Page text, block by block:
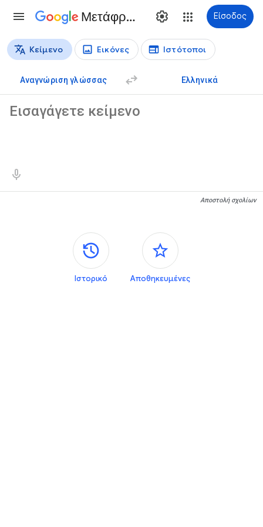
Μετάφραση Είσοδος
Τύποι μετάφρασης
Κείμενο Εικόνες Ιστότοποι
Αναγνώριση γλώσσας Ελληνικά
Αποστολή σχολίων
Πλαϊνά πλαίσια
Ιστορικό Αποθηκευμένες